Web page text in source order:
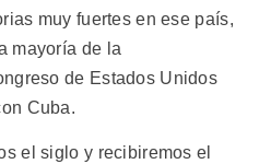
muy fuertes en ese país,
mayoría de la
de Estados Unidos
Cuba.
el siglo y recibiremos el